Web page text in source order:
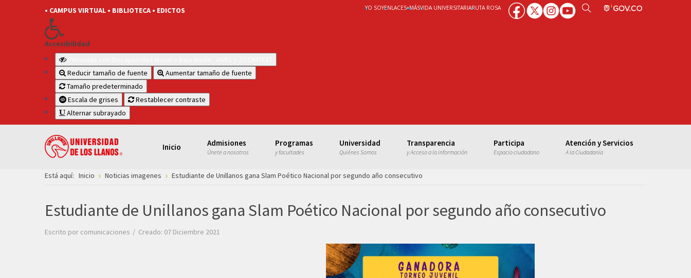
• CAMPUS VIRTUAL • BIBLIOTECA • EDICTOS
Accesibilidad
Reducir tamaño de fuente
Aumentar tamaño de fuente
Tamaño predeterminado
Escala de grises
Restablecer contraste
Alternar subrayado
YO SOYENLACES+MÁSVIDA UNIVERSITARIARUTA ROSA
Inicio Admisiones
Únete a nosotros
Programas
y facultades
Universidad
Quiénes Somos
Transparencia
y Acceso a la información
Participa
Espacio ciudadano
Atención y Servicios
A la Ciudadanía
Está aquí: Inicio Noticias imagenes Estudiante de Unillanos gana Slam Poético Nacional por segundo año consecutivo
Estudiante de Unillanos gana Slam Poético Nacional por segundo año consecutivo
Escrito por comunicaciones Creado: 07 Diciembre 2021